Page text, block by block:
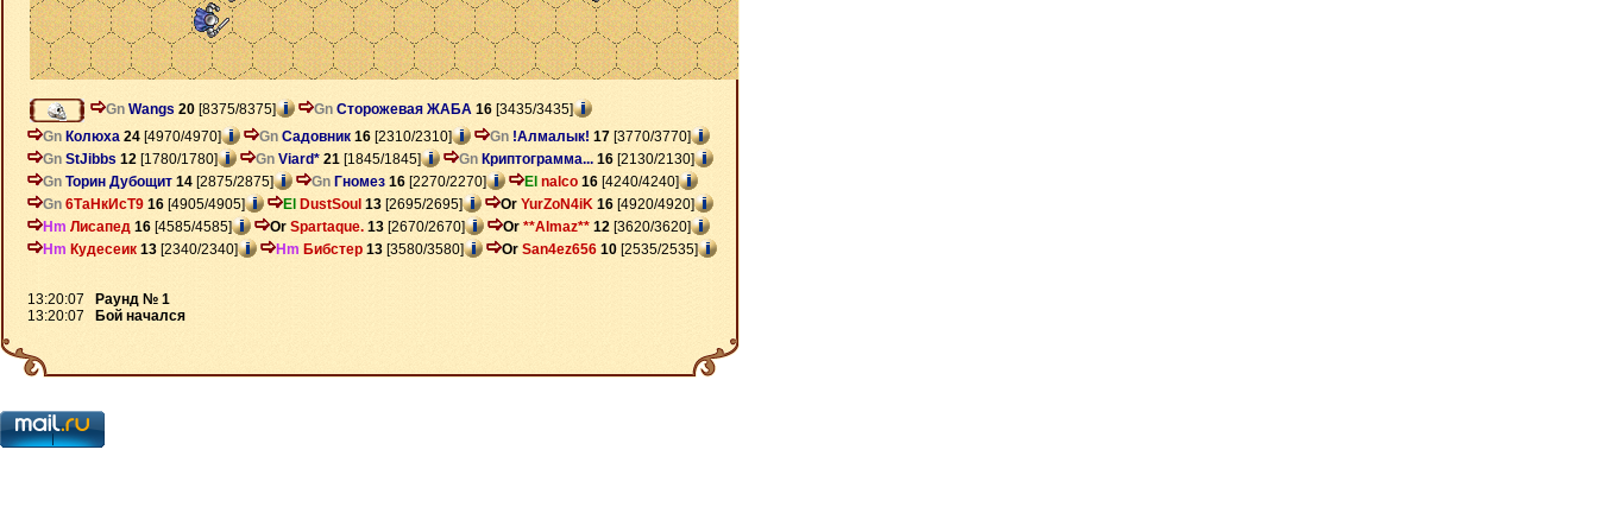
Gn Wangs 20 [8375/8375] Gn Сторожевая ЖАБА 16 [3435/3435]
Gn Колюха 24 [4970/4970] Gn Садовник 16 [2310/2310] Gn !Алмалык! 17 [3770/3770]
Gn StJibbs 12 [1780/1780] Gn Viard* 21 [1845/1845] Gn Криптограмма... 16 [2130/2130]
Gn Торин Дубощит 14 [2875/2875] Gn Гномез 16 [2270/2270] El nalco 16 [4240/4240]
Gn 6ТаНкИсТ9 16 [4905/4905] El DustSoul 13 [2695/2695] Or YurZoN4iK 16 [4920/4920]
Hm Лисапед 16 [4585/4585] Or Spartaque. 13 [2670/2670] Or **Almaz** 12 [3620/3620]
Hm Кудесеик 13 [2340/2340] Hm Бибстер 13 [3580/3580] Or San4ez656 10 [2535/2535]
13:20:07
Раунд № 1
13:20:07
Бой начался